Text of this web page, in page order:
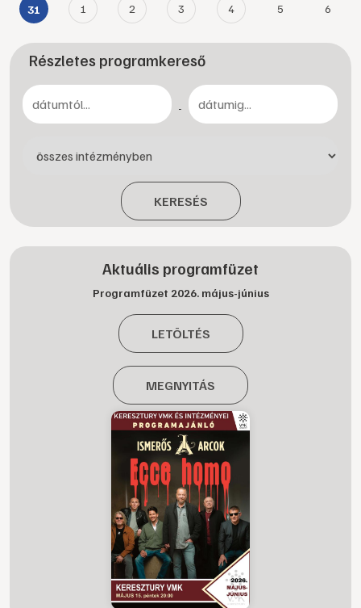
31 1 2 3 4 5 6
Részletes programkereső
-
KERESÉS
Aktuális programfüzet
Programfüzet 2026. május-június
LETÖLTÉS
MEGNYITÁS